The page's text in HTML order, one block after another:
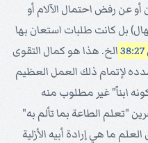
أو عن رفض احتمال الآلام أو
بل كانت طلبات استعان بها
الخ. هذا هو كمال التقوى
لإتمام ذلك العمل العظيم
ابناً" غير مطلوب منه
"تعلم الطاعة بما تألم به"
ما هي إرادة أبيه الأزلية